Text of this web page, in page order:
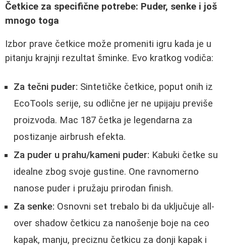
Četkice za specifične potrebe: Puder, senke i još
mnogo toga
Izbor prave četkice može promeniti igru kada je u
pitanju krajnji rezultat šminke. Evo kratkog vodiča:
Za tečni puder: Sintetičke četkice, poput onih iz
EcoTools serije, su odlične jer ne upijaju previše
proizvoda. Mac 187 četka je legendarna za
postizanje airbrush efekta.
Za puder u prahu/kameni puder: Kabuki četke su
idealne zbog svoje gustine. One ravnomerno
nanose puder i pružaju prirodan finish.
Za senke: Osnovni set trebalo bi da uključuje all-
over shadow četkicu za nanošenje boje na ceo
kapak, manju, preciznu četkicu za donji kapak i